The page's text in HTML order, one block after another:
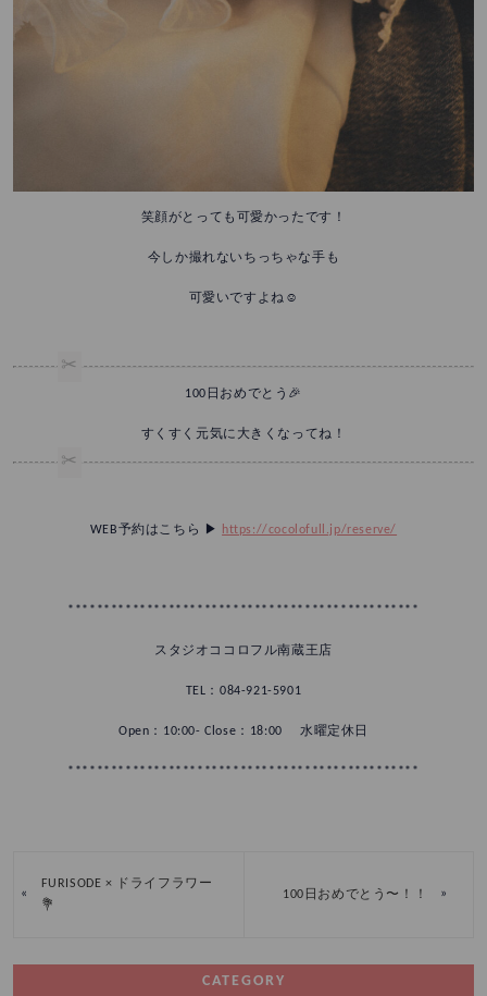
笑顔がとっても可愛かったです！
今しか撮れないちっちゃな手も
可愛いですよね☺️
100日おめでとう🎉
すくすく元気に大きくなってね！
WEB予約はこちら ▶︎ https://cocolofull.jp/reserve/
*************************************************
スタジオココロフル南蔵王店
TEL：084-921-5901
Open：10:00- Close：18:00 水曜定休日
*************************************************
«
FURISODE × ドライフラワー
💐
100日おめでとう〜！！ »
CATEGORY